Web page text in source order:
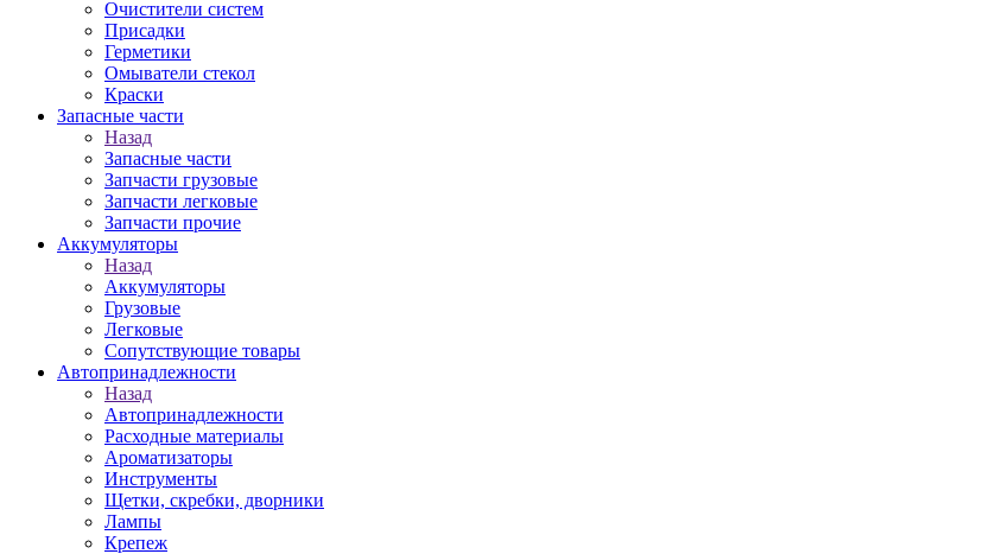
Очистители систем
Присадки
Герметики
Омыватели стекол
Краски
Запасные части
Назад
Запасные части
Запчасти грузовые
Запчасти легковые
Запчасти прочие
Аккумуляторы
Назад
Аккумуляторы
Грузовые
Легковые
Сопутствующие товары
Автопринадлежности
Назад
Автопринадлежности
Расходные материалы
Ароматизаторы
Инструменты
Щетки, скребки, дворники
Лампы
Крепеж